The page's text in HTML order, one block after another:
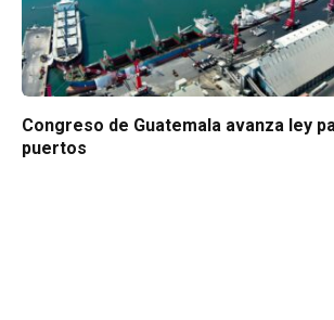
Congreso de Guatemala avanza ley
puertos